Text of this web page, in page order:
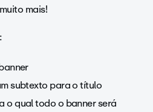
mais!
subtexto para o título
o qual todo o banner será